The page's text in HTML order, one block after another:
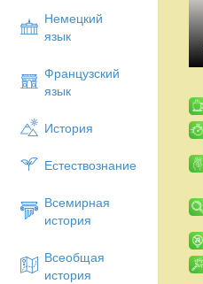
Немецкий
язык
Французский
язык
История
Естествознание
Всемирная
история
Всеобщая
история